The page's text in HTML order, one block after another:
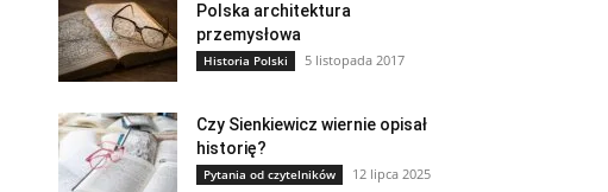
Polska architektura
przemysłowa
Historia Polski 5 listopada 2017
Czy Sienkiewicz wiernie opisał
historię?
Pytania od czytelników 12 lipca 2025